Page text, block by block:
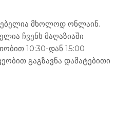
მხოლოდ ონლაინ.
ჩვენს მაღაზიაში
10:30-დან 15:00
გაგზავნა დამატებითი